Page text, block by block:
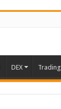
DEX Trading